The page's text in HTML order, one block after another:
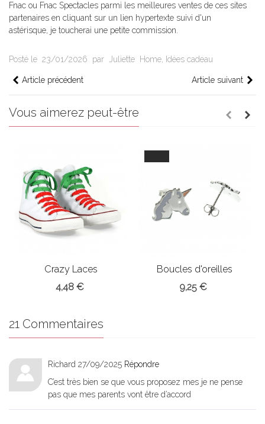
Fnac ou Fnac Spectacles parmi les meilleures ventes de ces sites
partenaires en cliquant sur un lien hypertexte suivi d'un
astérisque, je toucherai une petite commission.
Posté le 23/01/2026 par Juliette Home, Idées cadeau
Article précédent Article suivant
Vous aimerez peut-être
Crazy Laces
4,48 €
Boucles d'oreilles
Licorne
9,25 €
21 Commentaires
Richard 27/09/2025 Répondre
C’est très bien se que vous proposez mes je ne pense
pas que mes parents vont être d’accord